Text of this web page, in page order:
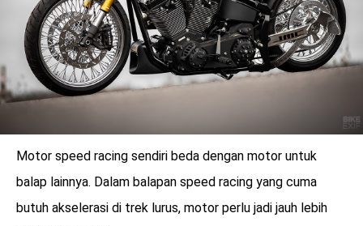
Motor speed racing sendiri beda dengan motor untuk
balap lainnya. Dalam balapan speed racing yang cuma
butuh akselerasi di trek lurus, motor perlu jadi jauh lebih